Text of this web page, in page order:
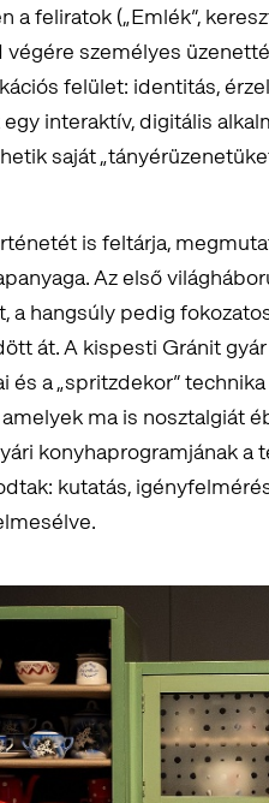
a feliratok („Emlék”,
végére személyes
felület: identitás,
interaktív, digitális
saját
is feltárja,
Az első
hangsúly pedig
át. A kispesti Gránit
és a „spritzdekor”
ma is nosztalgiát
konyhaprogramjának
kutatás,